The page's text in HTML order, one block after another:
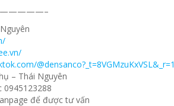
@densanco?_t=8VGMzuKxVSL&_r=1
– Thái Nguyên
0945123288
để được tư vấn